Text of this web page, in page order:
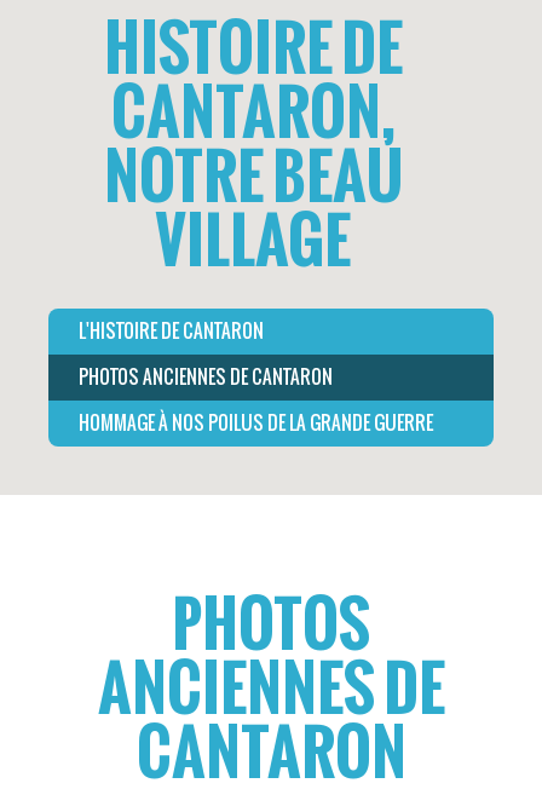
HISTOIRE DE
CANTARON,
NOTRE BEAU
VILLAGE
L'HISTOIRE DE CANTARON
PHOTOS ANCIENNES DE CANTARON
HOMMAGE À NOS POILUS DE LA GRANDE GUERRE
PHOTOS
ANCIENNES DE
CANTARON